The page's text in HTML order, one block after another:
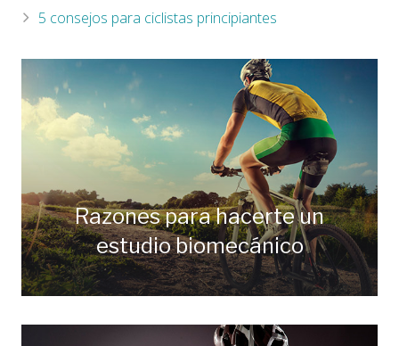
5 consejos para ciclistas principiantes
Razones para hacerte un
estudio biomecánico